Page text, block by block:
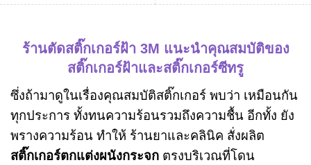
ร้านตัดสติ๊กเกอร์ฝ้า 3M แนะนำคุณสมบัติของ
สติ๊กเกอร์ฝ้าและสติ๊กเกอร์ซีทรู
ซึ่งถ้ามาดูในเรื่องคุณสมบัติสติ๊กเกอร์ พบว่า เหมือนกัน
ทุกประการ ทั้งทนความร้อนรวมถึงความชื้น อีกทั้ง ยัง
พรางความร้อน ทำให้ ร้านยาและคลินิค สั่งผลิต
สติ๊กเกอร์ตกแต่งผนังกระจก ตรงบริเวณที่โดน